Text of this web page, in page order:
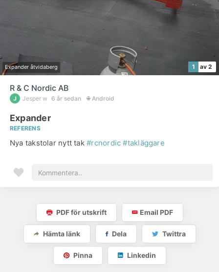
Expander åtvidaberg 1 av 2
R & C Nordic AB
Jesper w 6 år sedan Android
Expander
REFERENS
Nya takstolar nytt tak#rcnordic #takläggare
PDF för utskrift Email PDF
Hämta länk Dela Twittra
Pinna Linkedin